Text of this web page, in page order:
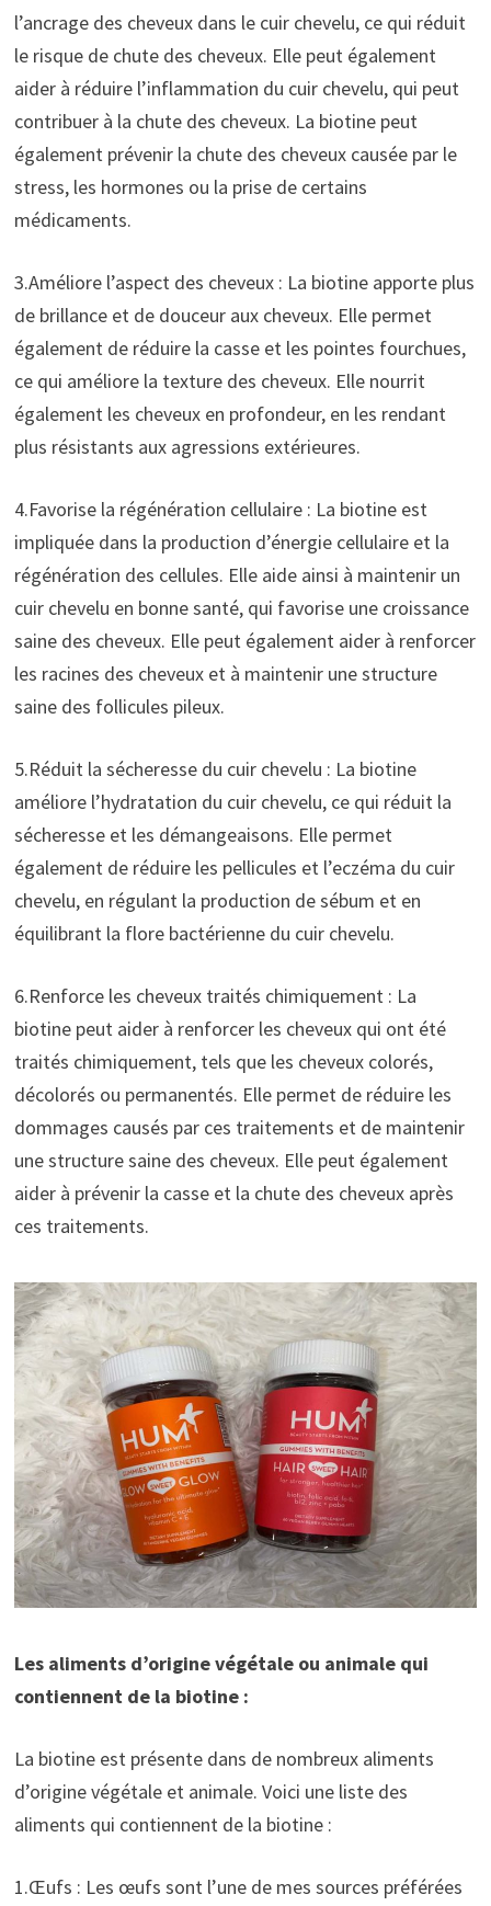
l’ancrage des cheveux dans le cuir chevelu, ce qui réduit
le risque de chute des cheveux. Elle peut également
aider à réduire l’inflammation du cuir chevelu, qui peut
contribuer à la chute des cheveux. La biotine peut
également prévenir la chute des cheveux causée par le
stress, les hormones ou la prise de certains
médicaments.
3.Améliore l’aspect des cheveux : La biotine apporte plus
de brillance et de douceur aux cheveux. Elle permet
également de réduire la casse et les pointes fourchues,
ce qui améliore la texture des cheveux. Elle nourrit
également les cheveux en profondeur, en les rendant
plus résistants aux agressions extérieures.
4.Favorise la régénération cellulaire : La biotine est
impliquée dans la production d’énergie cellulaire et la
régénération des cellules. Elle aide ainsi à maintenir un
cuir chevelu en bonne santé, qui favorise une croissance
saine des cheveux. Elle peut également aider à renforcer
les racines des cheveux et à maintenir une structure
saine des follicules pileux.
5.Réduit la sécheresse du cuir chevelu : La biotine
améliore l’hydratation du cuir chevelu, ce qui réduit la
sécheresse et les démangeaisons. Elle permet
également de réduire les pellicules et l’eczéma du cuir
chevelu, en régulant la production de sébum et en
équilibrant la flore bactérienne du cuir chevelu.
6.Renforce les cheveux traités chimiquement : La
biotine peut aider à renforcer les cheveux qui ont été
traités chimiquement, tels que les cheveux colorés,
décolorés ou permanentés. Elle permet de réduire les
dommages causés par ces traitements et de maintenir
une structure saine des cheveux. Elle peut également
aider à prévenir la casse et la chute des cheveux après
ces traitements.
Les aliments d’origine végétale ou animale qui
contiennent de la biotine :
La biotine est présente dans de nombreux aliments
d’origine végétale et animale. Voici une liste des
aliments qui contiennent de la biotine :
1.Œufs : Les œufs sont l’une de mes sources préférées